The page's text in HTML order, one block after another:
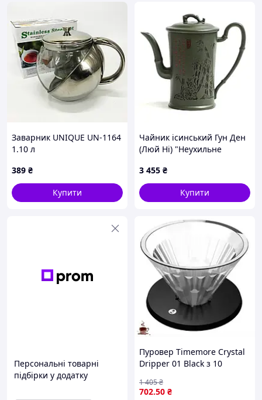
Заварник UNIQUE UN-1164
1.10 л
389 ₴
Купити
Чайник ісинський Гун Ден
(Люй Ні) "Неухильне
3 455 ₴
Купити
Персональні товарні
підбірки у додатку
Пуровер Timemore Crystal
Dripper 01 Black з 10
кави в домашніх умовах
702.50 ₴
1 405₴